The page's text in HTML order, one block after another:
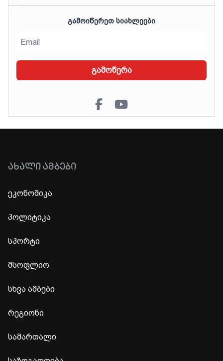
ᲒᲐᲛᲝᲘᲬᲔᲠᲔᲗ ᲡᲘᲐᲮᲚᲔᲔᲑᲘ
გამოწერა
ᲐᲮᲐᲚᲘ ᲐᲛᲑᲔᲑᲘ
ეკონომიკა
პოლიტიკა
სპორტი
მსოფლიო
სხვა ამბები
რეგიონი
სამართალი